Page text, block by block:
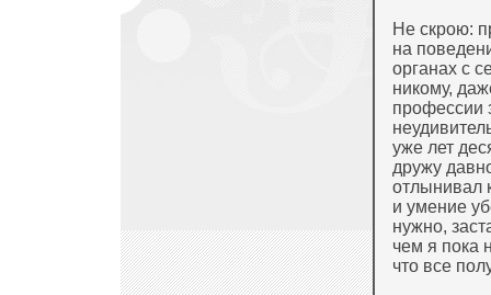
Не скрою:
на
органах с
никому,
профессии
уже лет
дружу
отлынивал
и умение
нужно,
чем я пока
что все